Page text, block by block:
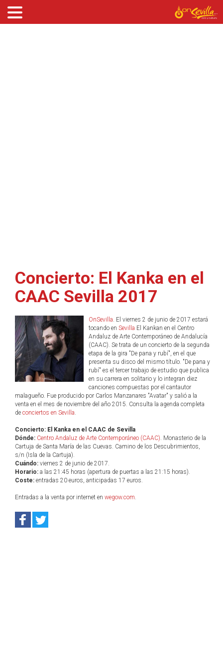
Concierto: El Kanka en el
CAAC Sevilla 2017
OnSevilla. El viernes 2 de junio de 2017 estará
tocando en Sevilla El Kankan en el Centro
Andaluz de Arte Contemporáneo de Andalucía
(CAAC). Se trata de un concierto de la segunda
etapa de la gira "De pana y rubí", en el que
presenta su disco del mismo título. "De pana y
rubí" es el tercer trabajo de estudio que publica
en su carrera en solitario y lo integran diez
canciones compuestas por el cantautor
malagueño. Fue producido por Carlos Manzanares "Avatar" y salió a la
venta en el mes de noviembre del año 2015. Consulta la agenda completa
de conciertos en Sevilla.
Concierto: El Kanka en el CAAC de Sevilla
Dónde: Centro Andaluz de Arte Contemporáneo (CAAC). Monasterio de la
Cartuja de Santa María de las Cuevas. Camino de los Descubrimientos,
s/n (Isla de la Cartuja).
Cuándo: viernes 2 de junio de 2017.
Horario: a las 21:45 horas (apertura de puertas a las 21:15 horas).
Coste: entradas 20 euros, anticipadas 17 euros.
Entradas a la venta por internet en wegow.com.